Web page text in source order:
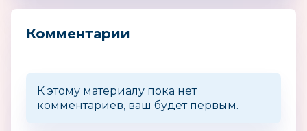
Комментарии
К этому материалу пока нет
комментариев, ваш будет первым.